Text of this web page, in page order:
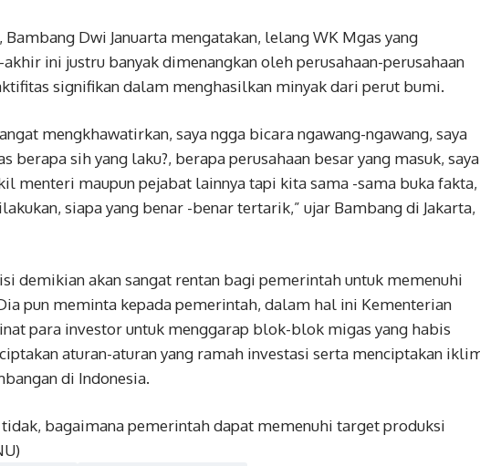
Dwi Januarta mengatakan, lelang WK Mgas yang
ini justru banyak dimenangkan oleh perusahaan-perusahaan
signifikan dalam menghasilkan minyak dari perut bumi.
mengkhawatirkan, saya ngga bicara ngawang-ngawang, saya
berapa sih yang laku?, berapa perusahaan besar yang masuk, saya
menteri maupun pejabat lainnya tapi kita sama -sama buka fakta,
siapa yang benar -benar tertarik,” ujar Bambang di Jakarta,
demikian akan sangat rentan bagi pemerintah untuk memenuhi
pun meminta kepada pemerintah, dalam hal ini Kementerian
para investor untuk menggarap blok-blok migas yang habis
aturan-aturan yang ramah investasi serta menciptakan
di Indonesia.
bagaimana pemerintah dapat memenuhi target produksi